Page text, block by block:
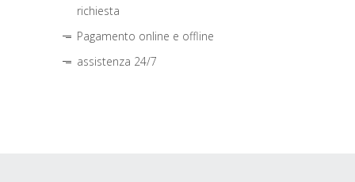
richiesta
Pagamento online e offline
assistenza 24/7